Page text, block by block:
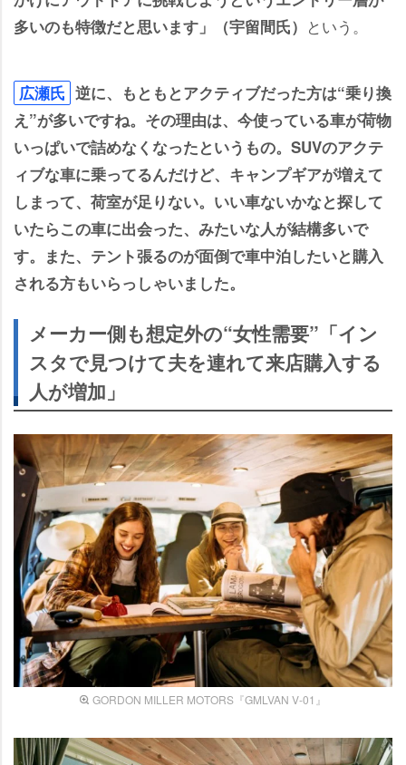
多いのも特徴だと思います」（宇留間氏） という。
広瀬氏 逆に、もともとアクティブだった方は“乗り換
え”が多いですね。その理由は、今使っている車が荷物
いっぱいで詰めなくなったというもの。SUVのアクテ
ィブな車に乗ってるんだけど、キャンプギアが増えて
しまって、荷室が足りない。いい車ないかなと探して
いたらこの車に出会った、みたいな人が結構多いで
す。また、テント張るのが面倒で車中泊したいと購入
される方もいらっしゃいました。
メーカー側も想定外の“女性需要”「イン
スタで見つけて夫を連れて来店購入する
人が増加」
GORDON MILLER MOTORS『GMLVAN V-01』